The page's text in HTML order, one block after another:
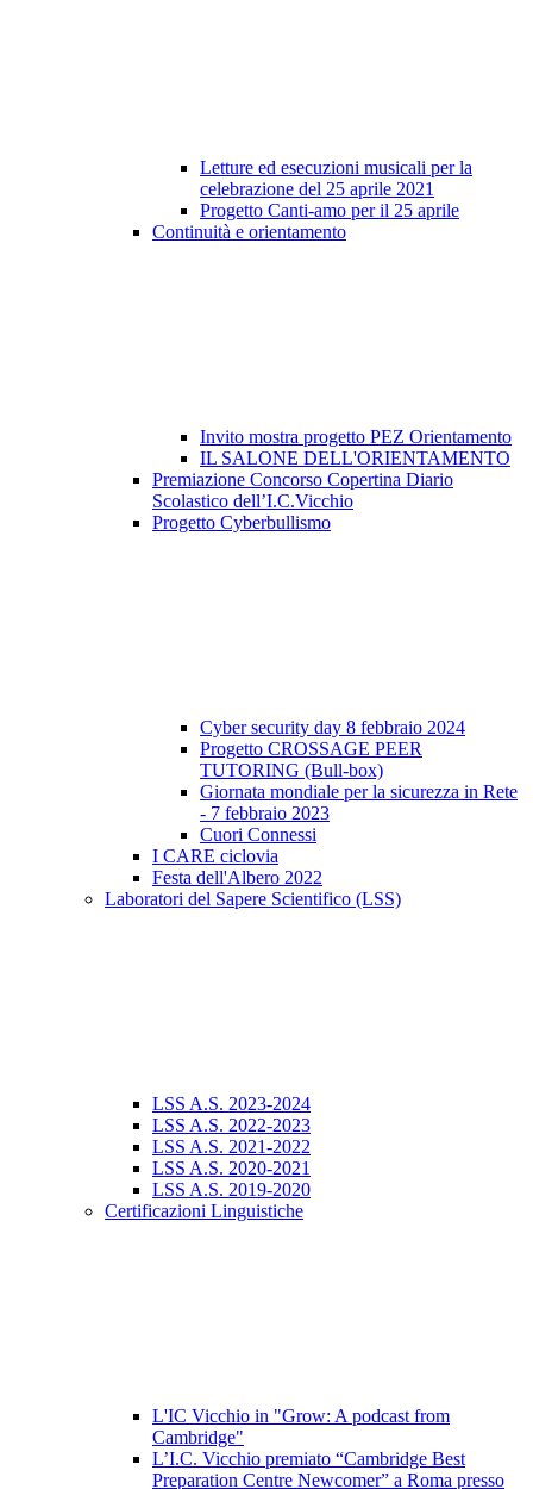
Letture ed esecuzioni musicali per la
celebrazione del 25 aprile 2021
Progetto Canti-amo per il 25 aprile
Continuità e orientamento
Invito mostra progetto PEZ Orientamento
IL SALONE DELL'ORIENTAMENTO
Premiazione Concorso Copertina Diario
Scolastico dell’I.C.Vicchio
Progetto Cyberbullismo
Cyber security day 8 febbraio 2024
Progetto CROSSAGE PEER
TUTORING (Bull-box)
Giornata mondiale per la sicurezza in Rete
- 7 febbraio 2023
Cuori Connessi
I CARE ciclovia
Festa dell'Albero 2022
Laboratori del Sapere Scientifico (LSS)
LSS A.S. 2023-2024
LSS A.S. 2022-2023
LSS A.S. 2021-2022
LSS A.S. 2020-2021
LSS A.S. 2019-2020
Certificazioni Linguistiche
L'IC Vicchio in "Grow: A podcast from
Cambridge"
L’I.C. Vicchio premiato “Cambridge Best
Preparation Centre Newcomer” a Roma presso